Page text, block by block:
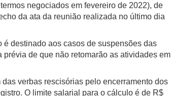
negociados em fevereiro de 2022), de
da ata da reunião realizada no último dia
é destinado aos casos de suspensões das
de que não retomarão as atividades em
verbas rescisórias pelo encerramento dos
O limite salarial para o cálculo é de R$